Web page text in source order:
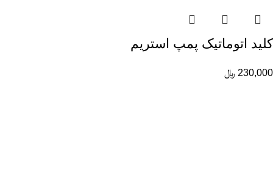
کلید اتوماتیک پمپ استریم
230,000 ﷼